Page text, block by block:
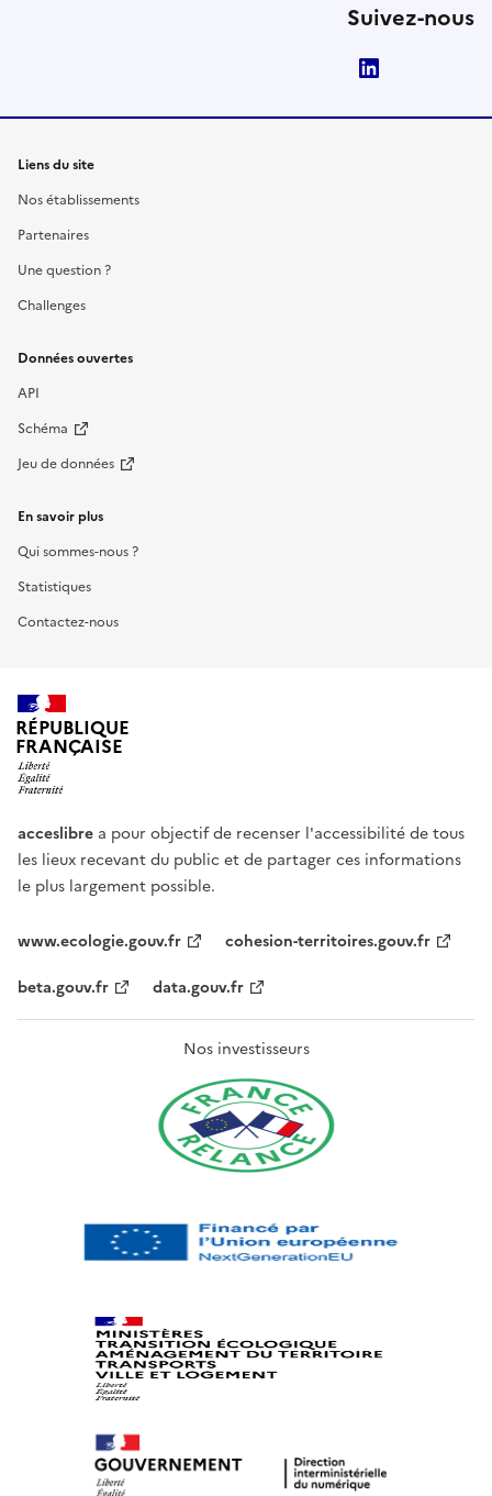
Suivez-nous
Liens du site
Nos établissements
Partenaires
Une question ?
Challenges
Données ouvertes
API
Schéma
Jeu de données
En savoir plus
Qui sommes-nous ?
Statistiques
Contactez-nous
RÉPUBLIQUE
FRANÇAISE
acceslibre a pour objectif de recenser l'accessibilité de tous
les lieux recevant du public et de partager ces informations
le plus largement possible.
www.ecologie.gouv.fr
cohesion-territoires.gouv.fr
beta.gouv.fr
data.gouv.fr
Nos investisseurs